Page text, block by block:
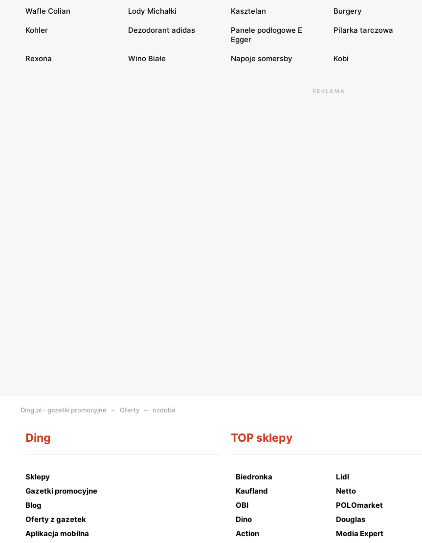
Wafle Colian Lody Michałki Kasztelan Burgery
Kohler Dezodorant adidas
Panele podłogowe E
Egger
Pilarka tarczowa
Rexona Wino Białe Napoje somersby Kobi
REKLAMA
Ding.pl - gazetki promocyjne Oferty ozdoba
Ding
Sklepy
Gazetki promocyjne
Blog
Oferty z gazetek
Aplikacja mobilna
TOP sklepy
Biedronka Lidl
Kaufland
Netto
OBI
POLOmarket
Dino
Douglas
Action
Media Expert